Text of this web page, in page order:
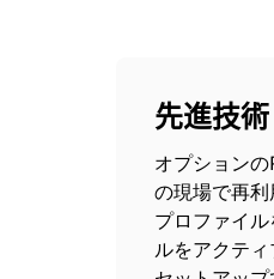
先進技術
オプション
の現場で再
プロファイ
ルをアクテ